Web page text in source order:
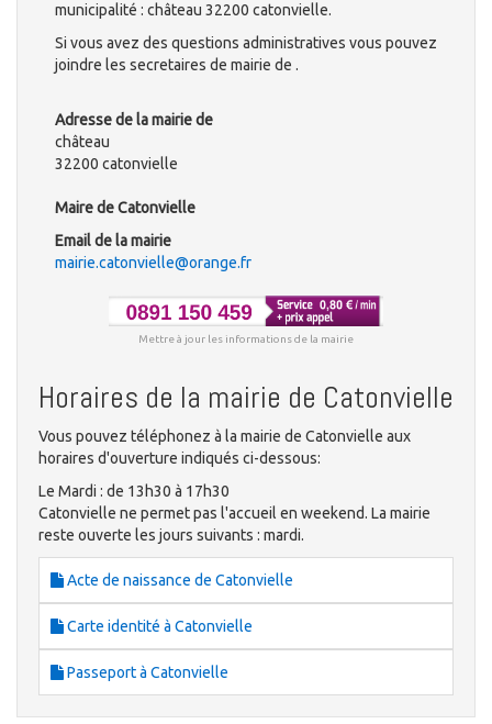
municipalité : château 32200 catonvielle.
Si vous avez des questions administratives vous pouvez
joindre les secretaires de mairie de .
Adresse de la mairie de
château
32200 catonvielle
Maire de Catonvielle
Email de la mairie
mairie.catonvielle@orange.fr
Mettre à jour les informations de la mairie
Horaires de la mairie de Catonvielle
Vous pouvez téléphonez à la mairie de Catonvielle aux
horaires d'ouverture indiqués ci-dessous:
Le Mardi : de 13h30 à 17h30
Catonvielle ne permet pas l'accueil en weekend. La mairie
reste ouverte les jours suivants : mardi.
Acte de naissance de Catonvielle
Carte identité à Catonvielle
Passeport à Catonvielle